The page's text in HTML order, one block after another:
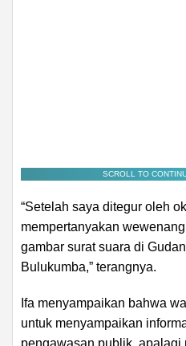
SCROLL TO
“Setelah saya ditegur oleh
mempertanyakan
gambar surat suara di
Bulukumba,” terangnya.
Ifa menyampaikan bahwa
untuk menyampaikan